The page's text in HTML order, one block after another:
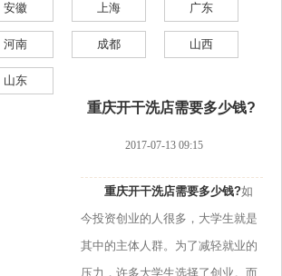
安徽 上海 广东
河南 成都 山西
山东
重庆开干洗店需要多少钱?
2017-07-13 09:15
重庆开干洗店需要多少钱?如
今投资创业的人很多，大学生就是
其中的主体人群。为了减轻就业的
压力，许多大学生选择了创业。而